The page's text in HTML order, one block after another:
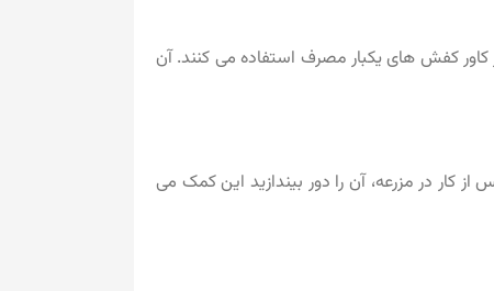
کاور کفش‌ های یکبار مصرف استفاده می کنند. آن
از کار در مزرعه، آن را دور بیندازید این کمک می